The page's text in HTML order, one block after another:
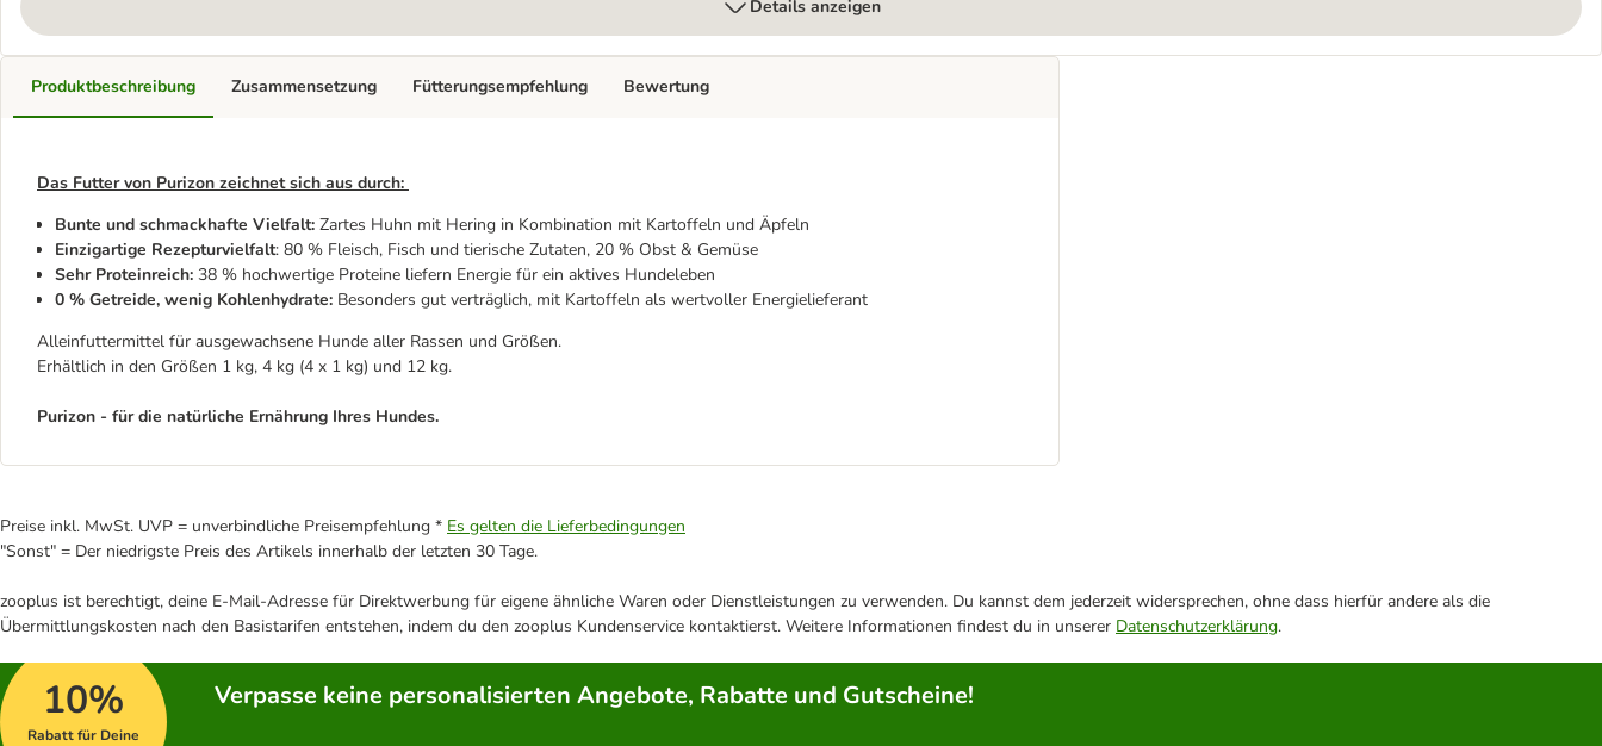
Details anzeigen
Produktbeschreibung
Das Futter von Purizon zeichnet sich aus durch:
Bunte und schmackhafte Vielfalt: Zartes Huhn mit Hering in Kombination mit Kartoffeln und Äpfeln
Einzigartige Rezepturvielfalt: 80 % Fleisch, Fisch und tierische Zutaten, 20 % Obst & Gemüse
Sehr Proteinreich: 38 % hochwertige Proteine liefern Energie für ein aktives Hundeleben
0 % Getreide, wenig Kohlenhydrate: Besonders gut verträglich, mit Kartoffeln als wertvoller Energielieferant
Alleinfuttermittel für ausgewachsene Hunde aller Rassen und Größen.
Erhältlich in den Größen 1 kg, 4 kg (4 x 1 kg) und 12 kg.
Purizon - für die natürliche Ernährung Ihres Hundes.
Zusammensetzung Fütterungsempfehlung Bewertung
Preise inkl. MwSt. UVP = unverbindliche Preisempfehlung * Es gelten die Lieferbedingungen
"Sonst" = Der niedrigste Preis des Artikels innerhalb der letzten 30 Tage.
zooplus ist berechtigt, deine E-Mail-Adresse für Direktwerbung für eigene ähnliche Waren oder Dienstleistungen zu verwenden. Du kannst dem jederzeit widersprechen, ohne dass hierfür andere als die
Übermittlungskosten nach den Basistarifen entstehen, indem du den zooplus Kundenservice kontaktierst. Weitere Informationen findest du in unserer Datenschutzerklärung.
10%
Rabatt für Deine
Verpasse keine personalisierten Angebote, Rabatte und Gutscheine!